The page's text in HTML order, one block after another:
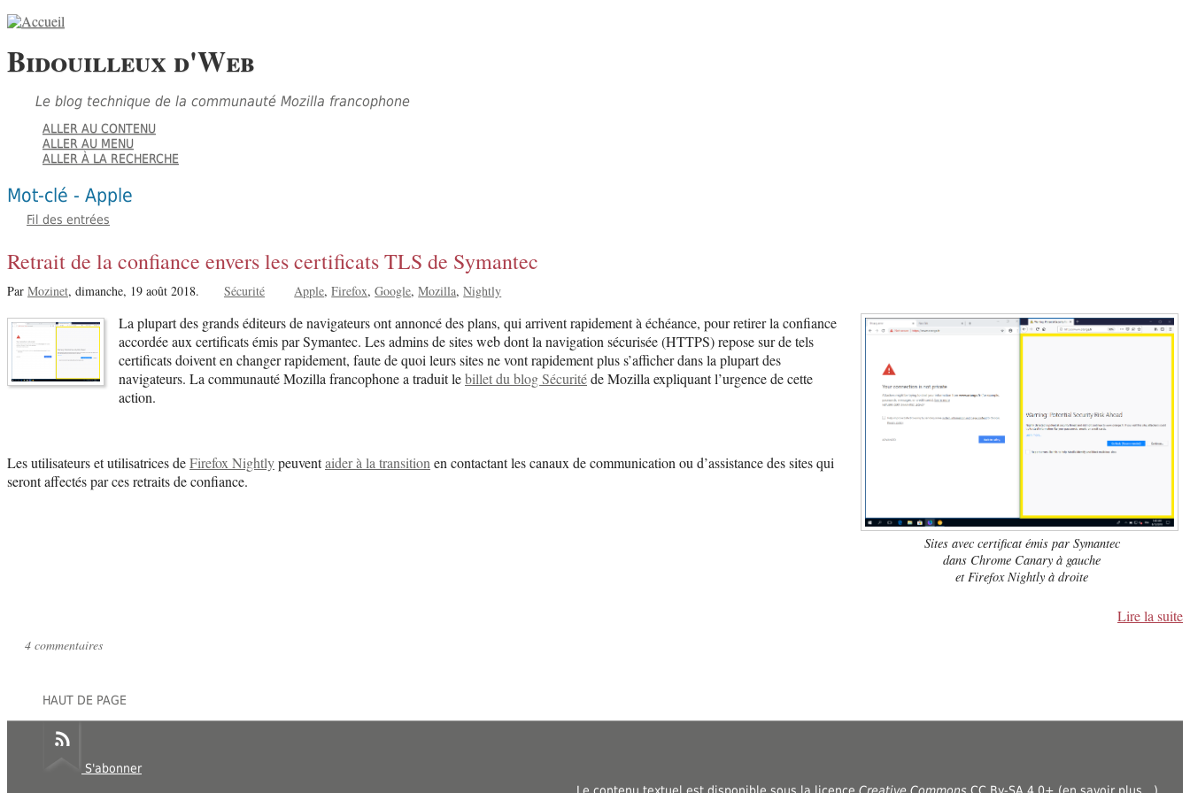
Bidouilleux d'Web
Le blog technique de la communauté Mozilla francophone
ALLER AU CONTENU
ALLER AU MENU
ALLER À LA RECHERCHE
Mot-clé - Apple
Fil des entrées
Retrait de la confiance envers les certificats TLS de Symantec
Par Mozinet, dimanche, 19 août 2018. Sécurité Apple Firefox Google Mozilla Nightly
Sites avec certificat émis par Symantec
dans Chrome Canary à gauche
et Firefox Nightly à droite
La plupart des grands éditeurs de navigateurs ont annoncé des plans, qui arrivent rapidement à échéance, pour retirer la confiance
accordée aux certificats émis par Symantec. Les admins de sites web dont la navigation sécurisée (HTTPS) repose sur de tels
certificats doivent en changer rapidement, faute de quoi leurs sites ne vont rapidement plus s’afficher dans la plupart des
navigateurs. La communauté Mozilla francophone a traduit lebillet du blog Sécuritéde Mozilla expliquant l’urgence de cette
action.
Les utilisateurs et utilisatrices deFirefox Nightlypeuventaider à la transition en contactant les canaux de communication ou d’assistance des sites qui
seront affectés par ces retraits de confiance.
Lire la suite
4 commentaires
HAUT DE PAGE
S'abonner